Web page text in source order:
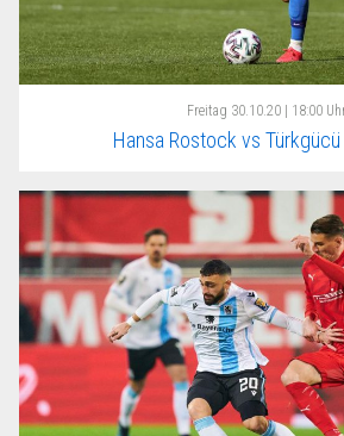
Freitag 30.10.20 | 18:00
Hansa Rostock vs